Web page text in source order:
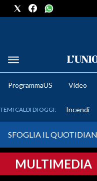
METEO
CRONACA SARDEGNA
ProgrammaUS Video
TEMI CALDI DI OGGI: Incendi
SFOGLIA IL
MULTIMEDIA